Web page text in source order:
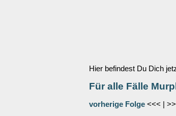
Hier befindest Du Dich
Für alle Fälle
vorherige Folge <<< |